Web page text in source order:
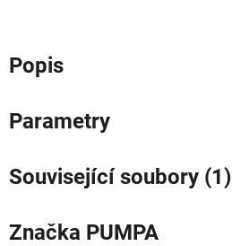
Popis
Parametry
Související soubory (1)
Značka PUMPA